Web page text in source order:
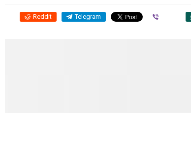
Reddit Telegram